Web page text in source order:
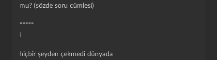
mu? (sözde soru cümlesi)
*****
i
hiçbir şeyden çekmedi dünyada